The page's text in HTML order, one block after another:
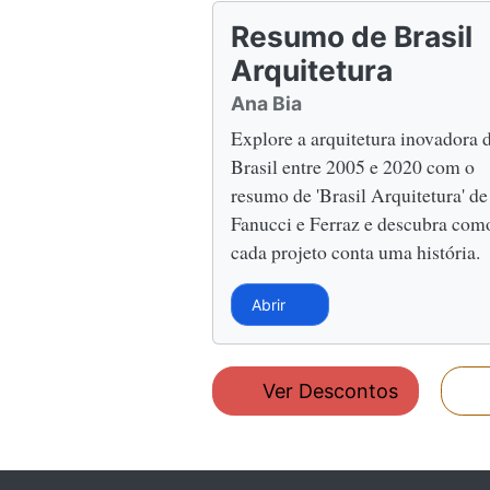
Resumo de Brasil
Arquitetura
Ana Bia
Explore a arquitetura inovadora
Brasil entre 2005 e 2020 com o
resumo de 'Brasil Arquitetura' de
Fanucci e Ferraz e descubra
cada projeto conta uma história.
Abrir
Ver Descontos